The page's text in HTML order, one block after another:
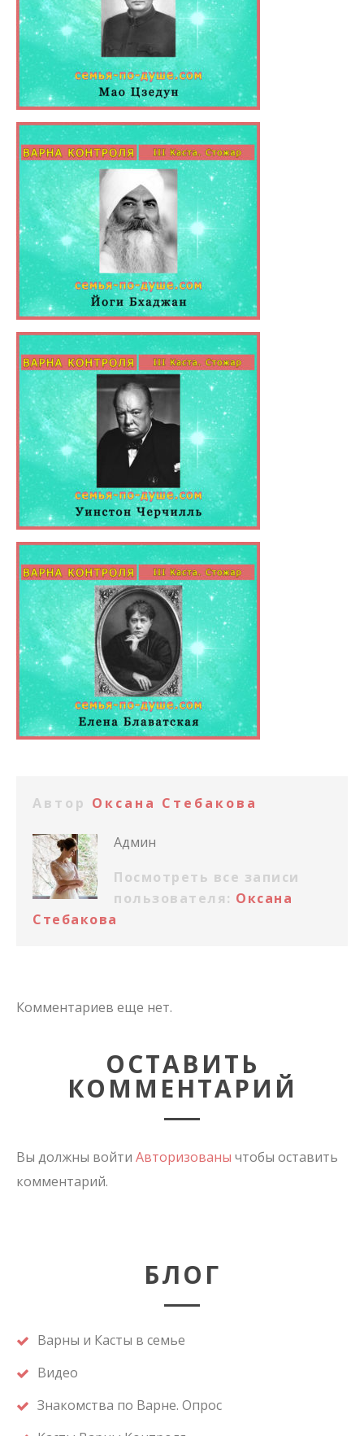
Автор Оксана Стебакова
Админ
Посмотреть все записи
пользователя: Оксана
Стебакова
Комментариев еще нет.
ОСТАВИТЬ
КОММЕНТАРИЙ
Вы должны войти Авторизованы чтобы оставить
комментарий.
БЛОГ
Варны и Касты в семье
Видео
Знакомства по Варне. Опрос